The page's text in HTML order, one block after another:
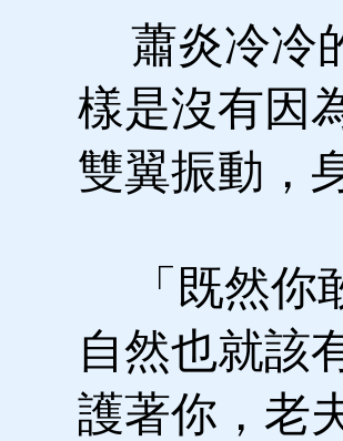
蕭炎冷冷
樣是沒有因
雙翼振動，
「既然你
自然也就該
護著你，老